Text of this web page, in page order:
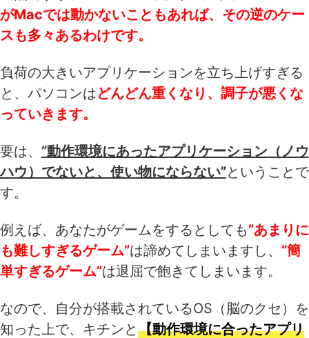
がMacでは動かないこともあれば、その逆のケー
スも多々あるわけです。
負荷の大きいアプリケーションを立ち上げすぎる
と、パソコンは どんどん重くなり、調子が悪くな
っていきます。
要は、 ”動作環境にあったアプリケーション（ノウ
ハウ）でないと、使い物にならない”ということで
す。
例えば、あなたがゲームをするとしても”あまりに
も難しすぎるゲーム”は諦めてしまいますし、 ”簡
単すぎるゲーム”は退屈で飽きてしまいます。
なので、自分が搭載されているOS（脳のクセ）を
知った上で、キチンと 【動作環境に合ったアプリ